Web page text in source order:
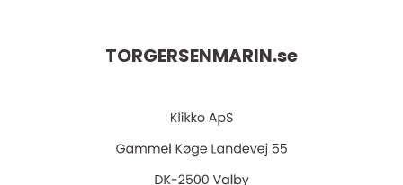
TORGERSENMARIN.se